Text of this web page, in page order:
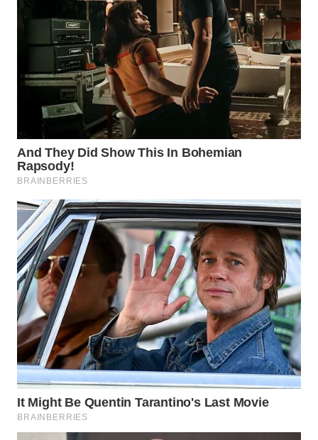
INDRAMAYU
KUNINGAN
WN
MAJALENGKA
WN
SUBANG
WN
SUKABUMI
WN
PURWAKARTA
WN
PRIANGAN
TIMUR
WN
SEMARANG